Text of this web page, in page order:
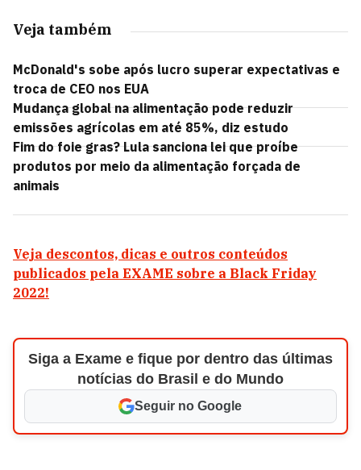
Veja também
McDonald's sobe após lucro superar expectativas e
troca de CEO nos EUA
Mudança global na alimentação pode reduzir
emissões agrícolas em até 85%, diz estudo
Fim do foie gras? Lula sanciona lei que proíbe
produtos por meio da alimentação forçada de
animais
Veja descontos, dicas e outros conteúdos
publicados pela EXAME sobre a Black Friday
2022!
Siga a Exame e fique por dentro das últimas
notícias do Brasil e do Mundo
Seguir no Google